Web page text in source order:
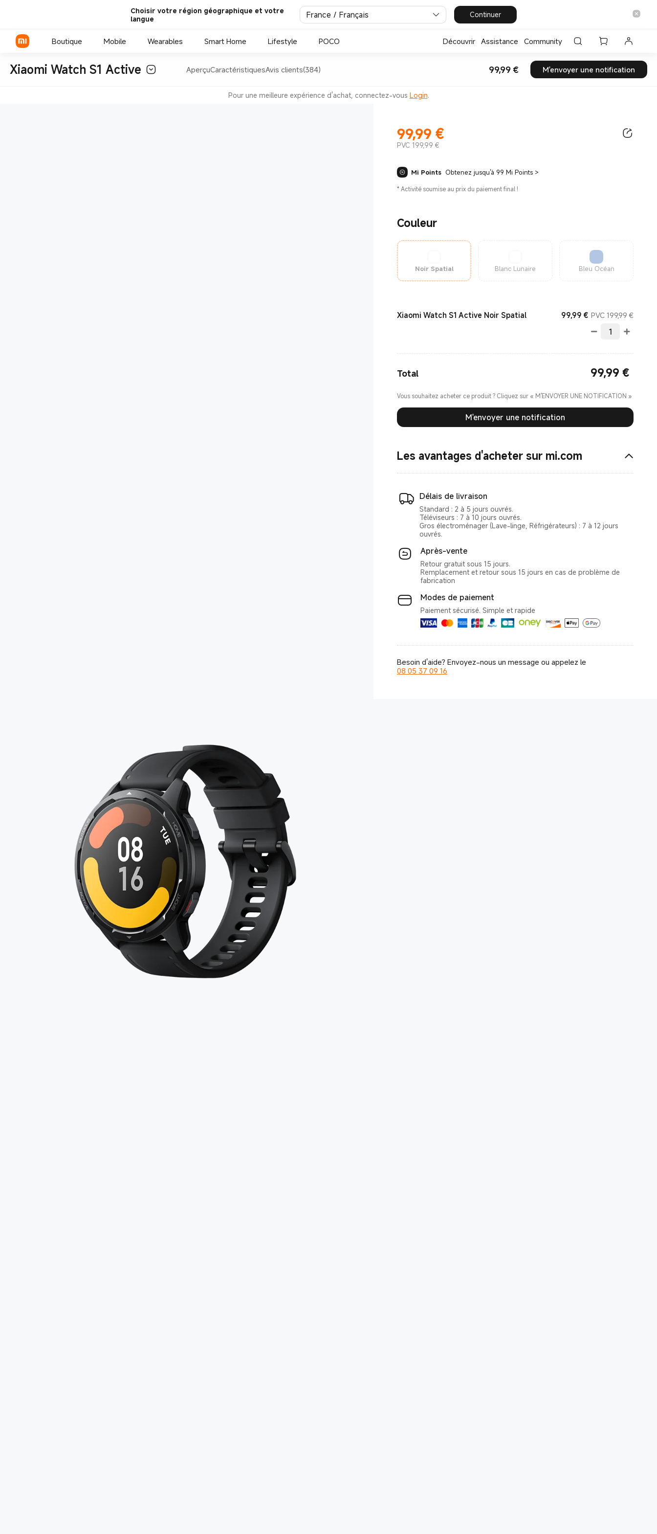
Choisir votre région géographique et votre
langue
France / Français Continuer
Boutique Mobile Wearables Smart Home Lifestyle POCO Découvrir Assistance Community
Xiaomi Watch S1 Active AperçuCaractéristiquesAvis clients(384) 99,99 € Current Price €99.99
M'envoyer une notification
Pour une meilleure expérience d'achat, connectez-vous Login.
99,99 €
Current Price €99.99
PVC 199,99 €
Mi Points Obtenez jusqu'à 99 Mi Points >
* Activité soumise au prix du paiement final !
Couleur
Noir Spatial Blanc Lunaire Bleu Océan
Xiaomi Watch S1 Active Noir Spatial 99,99 €Current Price €99.99
PVC 199,99 €Prix
Total 99,99 €
Vous souhaitez acheter ce produit ? Cliquez sur « M'ENVOYER UNE NOTIFICATION »
M'envoyer une notification
Les avantages d'acheter sur mi.com
Délais de livraison
Standard : 2 à 5 jours ouvrés.
Téléviseurs : 7 à 10 jours ouvrés.
Gros électroménager (Lave-linge, Réfrigérateurs) : 7 à 12 jours
ouvrés.
Après-vente
Retour gratuit sous 15 jours.
Remplacement et retour sous 15 jours en cas de problème de
fabrication
Modes de paiement
Paiement sécurisé. Simple et rapide
Besoin d'aide? Envoyez-nous un message ou appelez le
08 05 37 09 16